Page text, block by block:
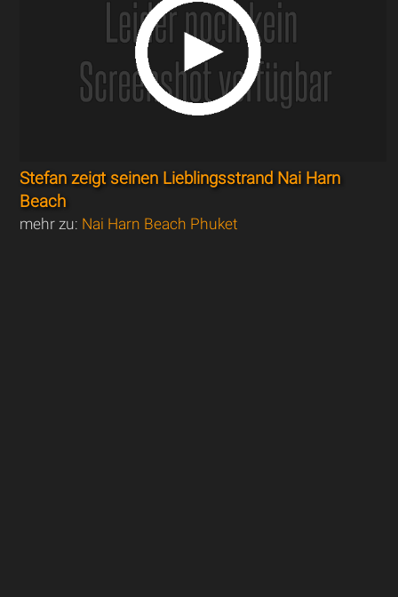
Stefan zeigt seinen Lieblingsstrand Nai Harn
Beach
mehr zu: Nai Harn Beach Phuket